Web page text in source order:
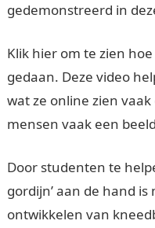
gedemonstreerd in
Klik hier om te zien
gedaan. Deze video
wat ze online zien
mensen vaak een
Door studenten te
gordijn’ aan de hand
ontwikkelen van